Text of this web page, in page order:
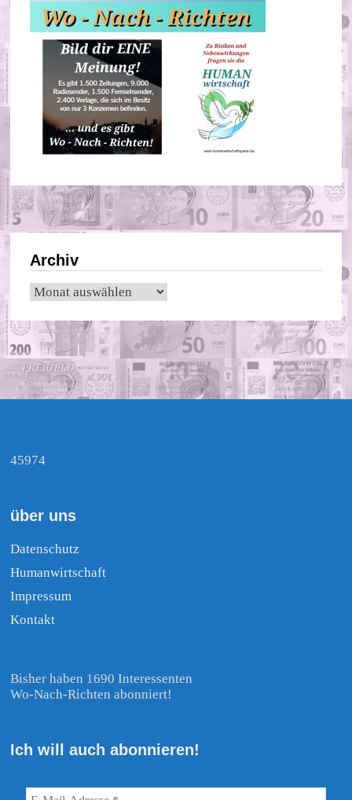
Archiv
Archiv
45974
über uns
Datenschutz
Humanwirtschaft
Impressum
Kontakt
Bisher haben 1690 Interessenten
Wo-Nach-Richten abonniert!
Ich will auch abonnieren!